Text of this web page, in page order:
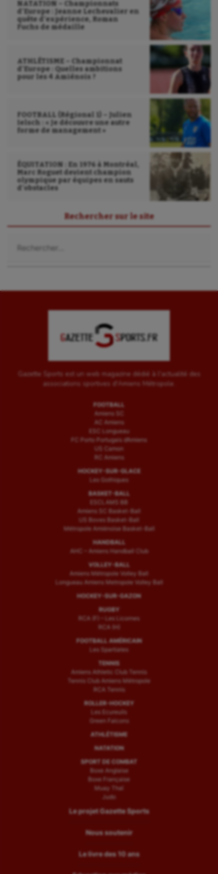
Sauvetage sportif
Sport adapté
Sport santé
Sport-santé
Tir
Triathlon
Ultimate frisbee
Voile
Wakeboard
NATATION – Championnats
d’Europe : Jeanne Lechevalier en
quête d’expérience, Roman
Fuchs de médaille
ATHLÉTISME – Championnat
d’Europe : Quelles ambitions
pour les 4 Amiénois ?
FOOTBALL (Régional 1) – Julien
Ielsch : « Je découvre une autre
forme de management »
ÉQUITATION : En 1976 à Montréal,
Marc Roguet devient champion
olympique par équipes en sauts
d’obstacles
Rechercher sur le site
Gazette Sports est un web magazine dédié à l'actualité des
associations sportives d'Amiens Métropole.
FOOTBALL
Amiens SC
AC Amiens
ESC Longueau
FC Porto Portugais d’Amiens
US Camon
RC Amiens
HOCKEY-SUR-GLACE
Les Gothiques
BASKET-BALL
ESCLAMS BB
Amiens SC Basket-Ball
US Boves Basket-Ball
Métropole Amiénoise Basket-Ball
HANDBALL
AHC – Amiens Handball Club
VOLLEY-BALL
Amiens Métropole Volley Ball
Longueau Amiens Metropole Volley Ball
HOCKEY-SUR-GAZON
RUGBY
RCA (F) – Les Licornes
RCA (H)
FOOTBALL AMÉRICAIN
Les Spartiates
TENNIS
Amiens Athletic Club Tennis
Tennis Club Amiens Métropole
RCA Tennis
ROLLER-HOCKEY
Les Ecureuils
Green Falcons
ATHLÉTISME
NATATION
SPORT DE COMBAT
Boxe Anglaise
Boxe Française
Muay Thaï
Judo
Le projet Gazette Sports
Nous soutenir
Le livre des 10 ans